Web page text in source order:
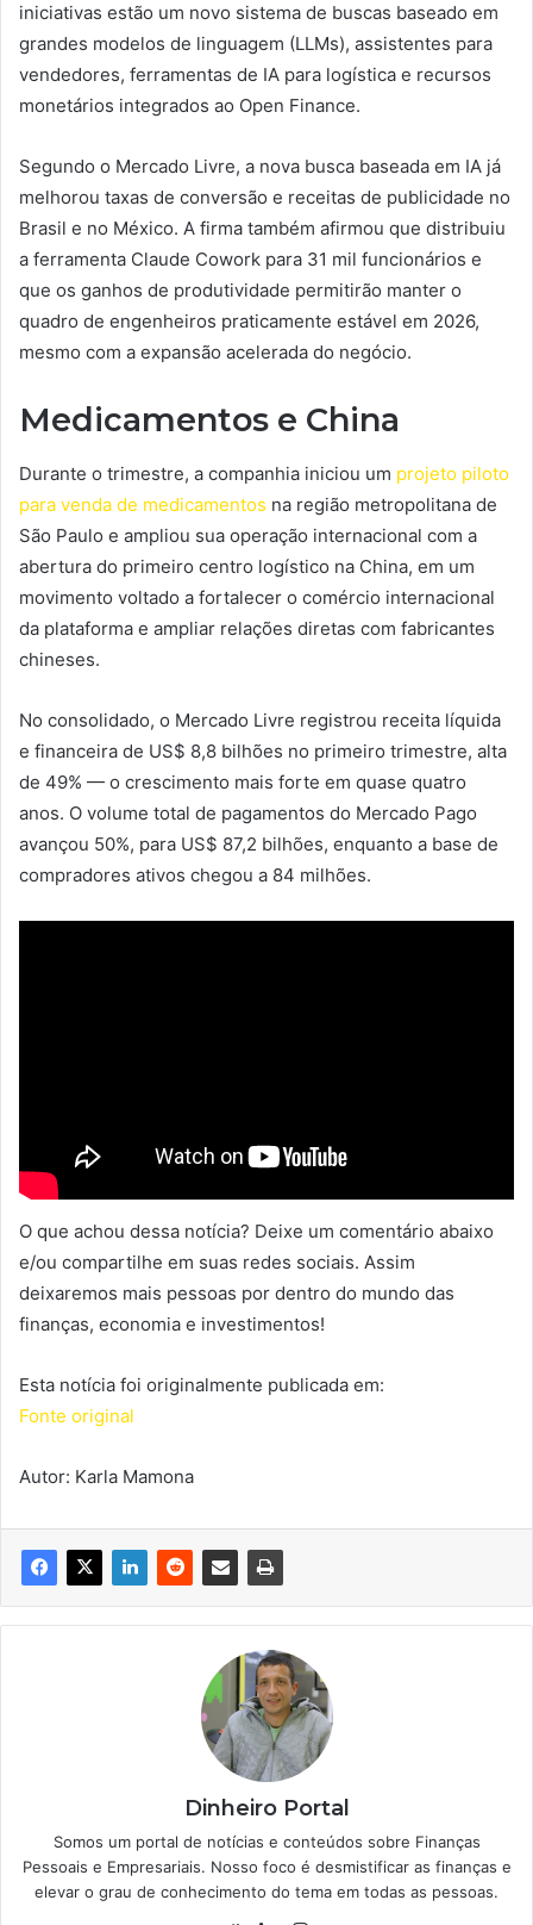
iniciativas estão um novo sistema de buscas baseado em
grandes modelos de linguagem (LLMs), assistentes para
vendedores, ferramentas de IA para logística e recursos
monetários integrados ao Open Finance.
Segundo o Mercado Livre, a nova busca baseada em IA já
melhorou taxas de conversão e receitas de publicidade no
Brasil e no México. A firma também afirmou que distribuiu
a ferramenta Claude Cowork para 31 mil funcionários e
que os ganhos de produtividade permitirão manter o
quadro de engenheiros praticamente estável em 2026,
mesmo com a expansão acelerada do negócio.
Medicamentos e China
Durante o trimestre, a companhia iniciou um projeto piloto
para venda de medicamentos na região metropolitana de
São Paulo e ampliou sua operação internacional com a
abertura do primeiro centro logístico na China, em um
movimento voltado a fortalecer o comércio internacional
da plataforma e ampliar relações diretas com fabricantes
chineses.
No consolidado, o Mercado Livre registrou receita líquida
e financeira de US$ 8,8 bilhões no primeiro trimestre, alta
de 49% — o crescimento mais forte em quase quatro
anos. O volume total de pagamentos do Mercado Pago
avançou 50%, para US$ 87,2 bilhões, enquanto a base de
compradores ativos chegou a 84 milhões.
O que achou dessa notícia? Deixe um comentário abaixo
e/ou compartilhe em suas redes sociais. Assim
deixaremos mais pessoas por dentro do mundo das
finanças, economia e investimentos!
Esta notícia foi originalmente publicada em:
Fonte original
Autor: Karla Mamona
Dinheiro Portal
Somos um portal de notícias e conteúdos sobre Finanças
Pessoais e Empresariais. Nosso foco é desmistificar as finanças e
elevar o grau de conhecimento do tema em todas as pessoas.